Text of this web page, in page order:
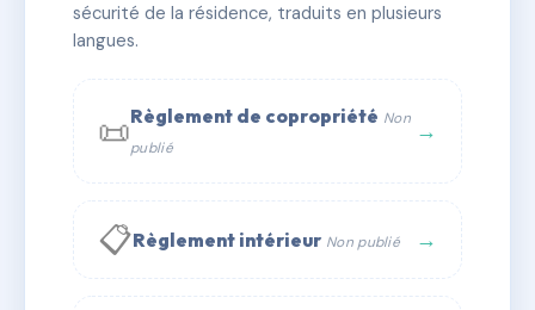
📞 Contacter Syndic Digital
sécurité de la résidence, traduits en plusieurs
langues.
📜Règlement de copropriété Non
publié
→
📋Règlement intérieur Non publié →